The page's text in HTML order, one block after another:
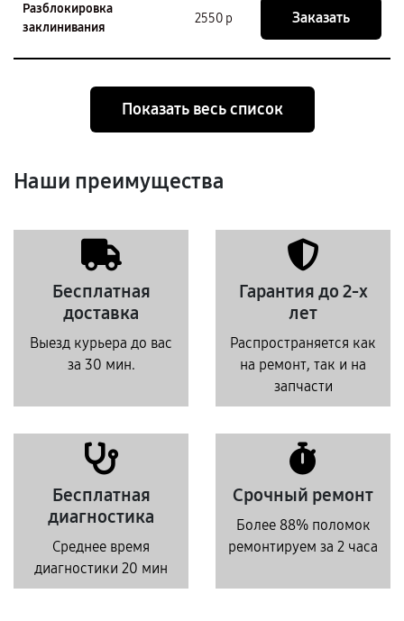
Разблокировка
заклинивания
2550 р Заказать
Показать весь список
Наши преимущества
Бесплатная
доставка
Выезд курьера до вас
за 30 мин.
Гарантия до 2-х
лет
Распространяется как
на ремонт, так и на
запчасти
Бесплатная
диагностика
Среднее время
диагностики 20 мин
Срочный ремонт
Более 88% поломок
ремонтируем за 2 часа